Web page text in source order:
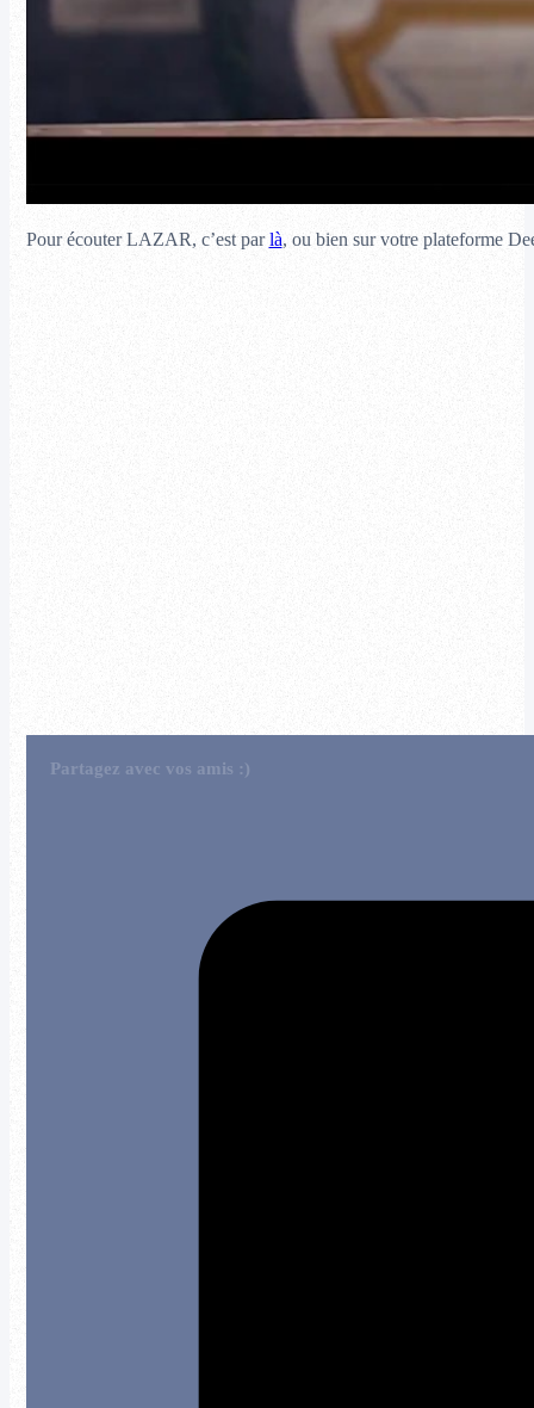
Pour écouter LAZAR, c’est parlà, ou bien sur votre plateforme
Partagez avec vos amis :)